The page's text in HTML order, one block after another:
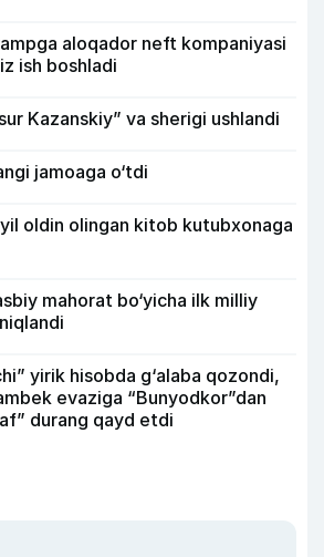
aloqador neft kompaniyasi
ish boshladi
Kazanskiy” va sherigi ushlandi
jamoaga o‘tdi
oldin olingan kitob kutubxonaga
mahorat bo‘yicha ilk milliy
yirik hisobda g‘alaba qozondi,
evaziga “Bunyodkor”dan
durang qayd etdi